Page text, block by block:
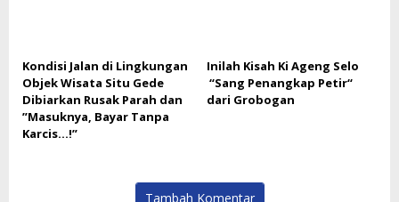
Kondisi Jalan di Lingkungan
Objek Wisata Situ Gede
Dibiarkan Rusak Parah dan
”Masuknya, Bayar Tanpa
Karcis…!”
Inilah Kisah Ki Ageng Selo
“Sang Penangkap Petir“
dari Grobogan
Tambah Komentar